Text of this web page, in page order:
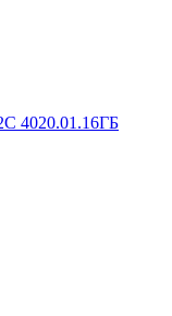
4020.01.16ГБ